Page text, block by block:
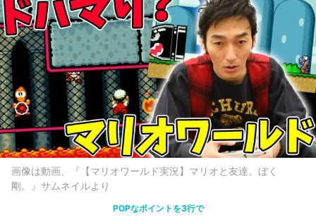
画像は動画、『【マリオワールド実況】マリオと友達。ぼく
剛。』サムネイルより
POPなポイントを3行で